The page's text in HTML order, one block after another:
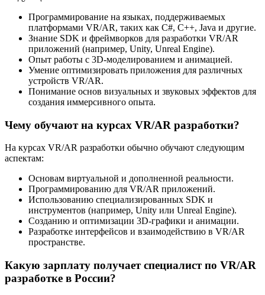
Программирование на языках, поддерживаемых
платформами VR/AR, таких как C#, C++, Java и другие.
Знание SDK и фреймворков для разработки VR/AR
приложений (например, Unity, Unreal Engine).
Опыт работы с 3D-моделированием и анимацией.
Умение оптимизировать приложения для различных
устройств VR/AR.
Понимание основ визуальных и звуковых эффектов для
создания иммерсивного опыта.
Чему обучают на курсах VR/AR разработки?
На курсах VR/AR разработки обычно обучают следующим
аспектам:
Основам виртуальной и дополненной реальности.
Программированию для VR/AR приложений.
Использованию специализированных SDK и
инструментов (например, Unity или Unreal Engine).
Созданию и оптимизации 3D-графики и анимации.
Разработке интерфейсов и взаимодействию в VR/AR
пространстве.
Какую зарплату получает специалист по VR/AR
разработке в России?